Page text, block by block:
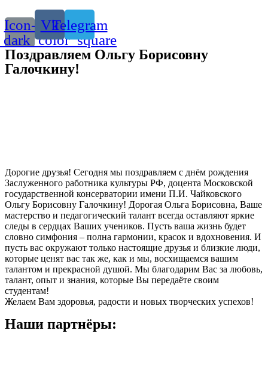
Icon- VkTelegram
Поздравляем Ольгу Борисовну
Галочкину!
Дорогие друзья! Сегодня мы поздравляем с днём рождения
Заслуженного работника культуры РФ, доцента Московской
государственной консерватории имени П.И. Чайковского
Ольгу Борисовну Галочкину! Дорогая Ольга Борисовна, Ваше
мастерство и педагогический талант всегда оставляют яркие
следы в сердцах Ваших учеников. Пусть ваша жизнь будет
словно симфония – полна гармонии, красок и вдохновения. И
пусть вас окружают только настоящие друзья и близкие люди,
которые ценят вас так же, как и мы, восхищаемся вашим
талантом и прекрасной душой. Мы благодарим Вас за любовь,
талант, опыт и знания, которые Вы передаёте своим
студентам!
Желаем Вам здоровья, радости и новых творческих успехов!
Наши партнёры: